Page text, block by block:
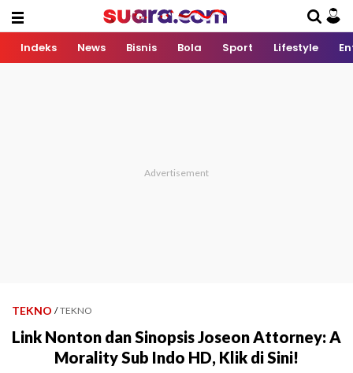
Indeks News Bisnis Bola Sport Lifestyle
TEKNO / TEKNO
Link Nonton dan Sinopsis Joseon Attorney: A
Morality Sub Indo HD, Klik di Sini!